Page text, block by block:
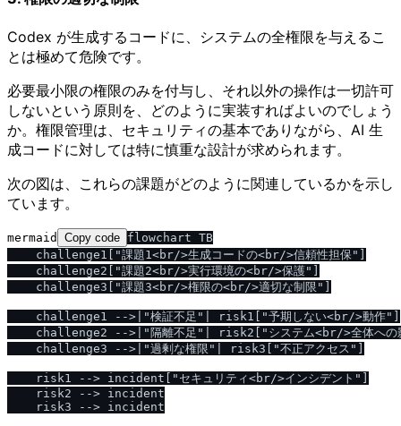
Codex が生成するコードに、システムの全権限を与えるこ
とは極めて危険です。
必要最小限の権限のみを付与し、それ以外の操作は一切許可
しないという原則を、どのように実装すればよいのでしょう
か。権限管理は、セキュリティの基本でありながら、AI 生
成コードに対しては特に慎重な設計が求められます。
次の図は、これらの課題がどのように関連しているかを示し
ています。
mermaid Copy code flowchart TB
    challenge1["課題1<br/>生成コードの<br/>信頼性担保"]
    challenge2["課題2<br/>実行環境の<br/>保護"]
    challenge3["課題3<br/>権限の<br/>適切な制限"]
    challenge1 -->|"検証不足"| risk1["予期しない<br/>動作"]
challenge2 -->|"隔離不足"| risk2["システム<br/>全体への
    challenge3 -->|"過剰な権限"| risk3["不正アクセス"]
    risk1 --> incident["セキュリティ<br/>インシデント"]
    risk2 --> incident